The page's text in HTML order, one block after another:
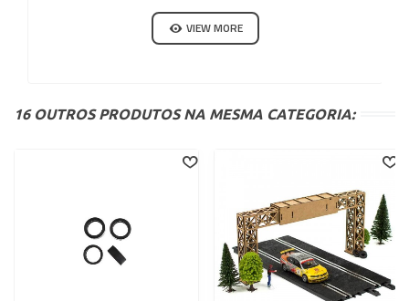
VIEW MORE
16 OUTROS PRODUTOS NA MESMA CATEGORIA: